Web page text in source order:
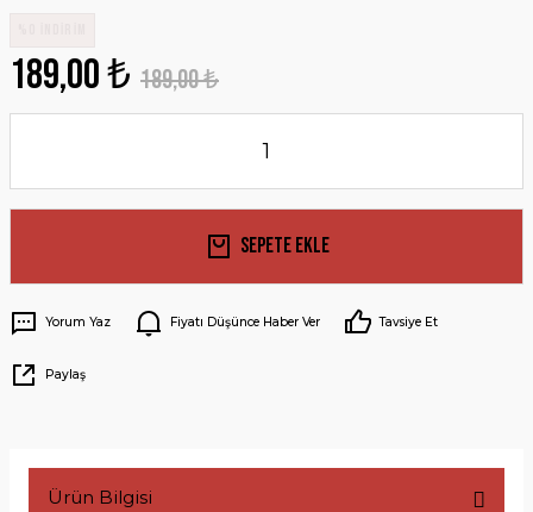
189,00 ₺ 189,00 ₺
Sepete Ekle
Yorum Yaz Fiyatı Düşünce Haber Ver Tavsiye Et
Paylaş
Ürün Bilgisi